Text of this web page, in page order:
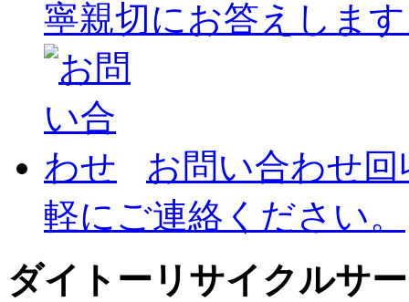
寧親切にお答えしま
お問い合わせ
軽にご連絡ください。
ダイトーリサイクルサ